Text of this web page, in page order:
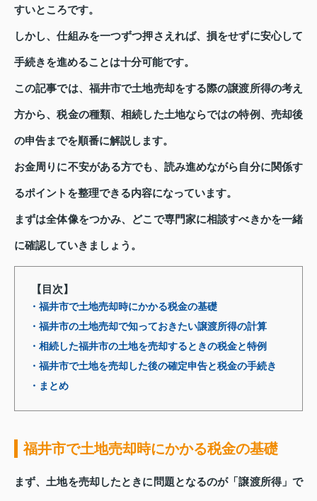
すいところです。
しかし、仕組みを一つずつ押さえれば、損をせずに安心して
手続きを進めることは十分可能です。
この記事では、福井市で土地売却をする際の譲渡所得の考え
方から、税金の種類、相続した土地ならではの特例、売却後
の申告までを順番に解説します。
お金周りに不安がある方でも、読み進めながら自分に関係す
るポイントを整理できる内容になっています。
まずは全体像をつかみ、どこで専門家に相談すべきかを一緒
に確認していきましょう。
【目次】
・福井市で土地売却時にかかる税金の基礎
・福井市の土地売却で知っておきたい譲渡所得の計算
・相続した福井市の土地を売却するときの税金と特例
・福井市で土地を売却した後の確定申告と税金の手続き
・まとめ
福井市で土地売却時にかかる税金の基礎
まず、土地を売却したときに問題となるのが「譲渡所得」で